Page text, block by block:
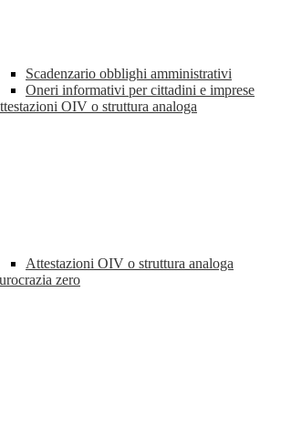
Scadenzario obblighi amministrativi
Oneri informativi per cittadini e imprese
OIV o struttura analoga
Attestazioni OIV o struttura analoga
zero